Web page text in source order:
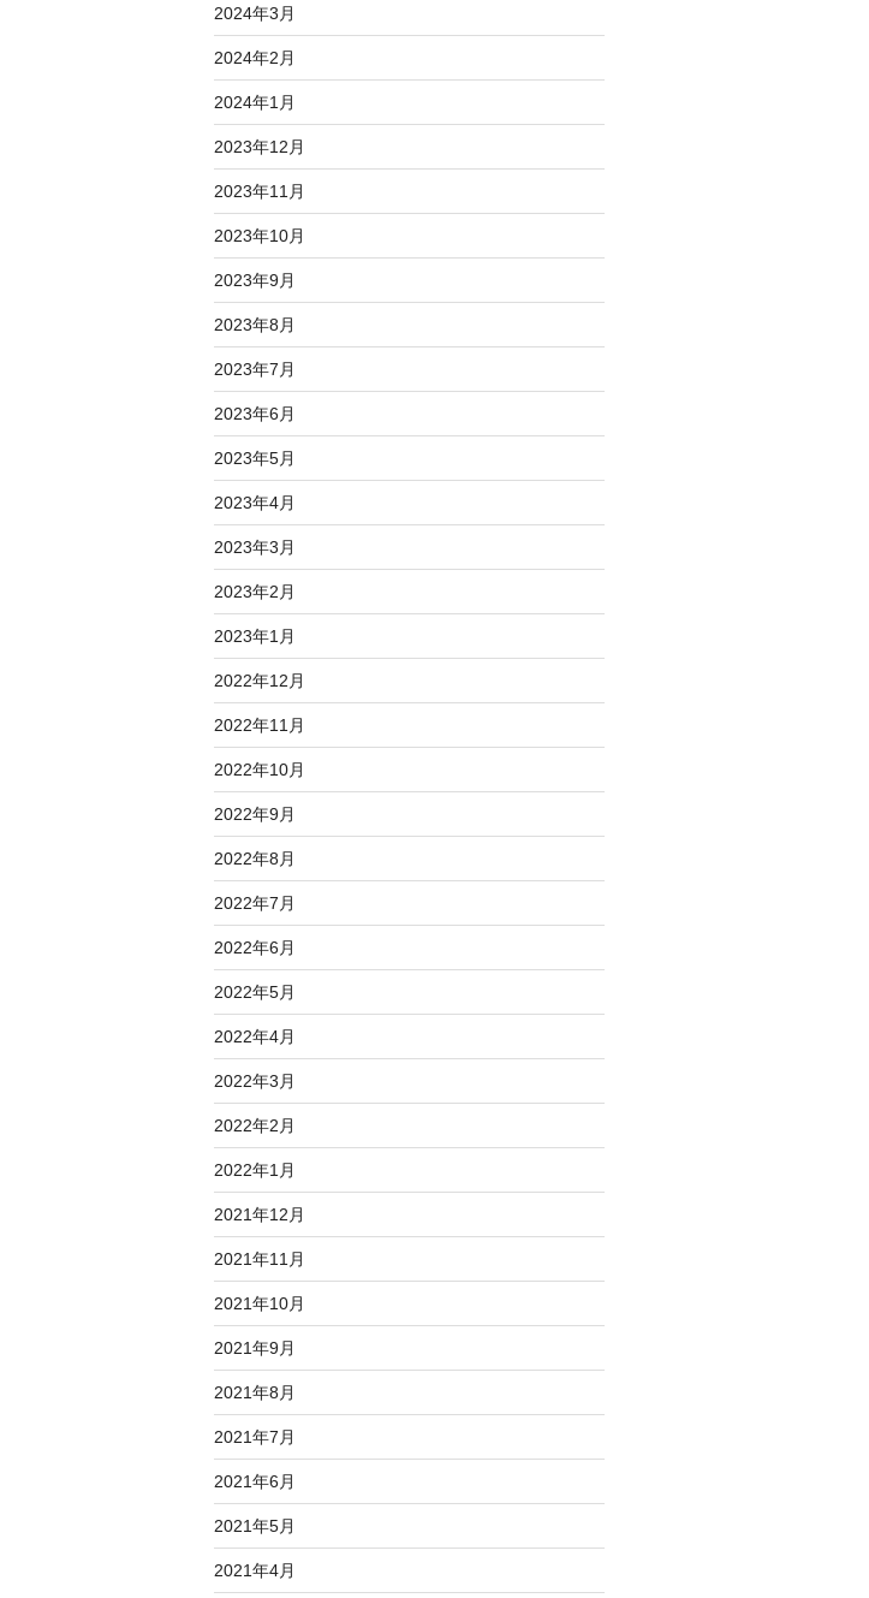
2024年3月
2024年2月
2024年1月
2023年12月
2023年11月
2023年10月
2023年9月
2023年8月
2023年7月
2023年6月
2023年5月
2023年4月
2023年3月
2023年2月
2023年1月
2022年12月
2022年11月
2022年10月
2022年9月
2022年8月
2022年7月
2022年6月
2022年5月
2022年4月
2022年3月
2022年2月
2022年1月
2021年12月
2021年11月
2021年10月
2021年9月
2021年8月
2021年7月
2021年6月
2021年5月
2021年4月